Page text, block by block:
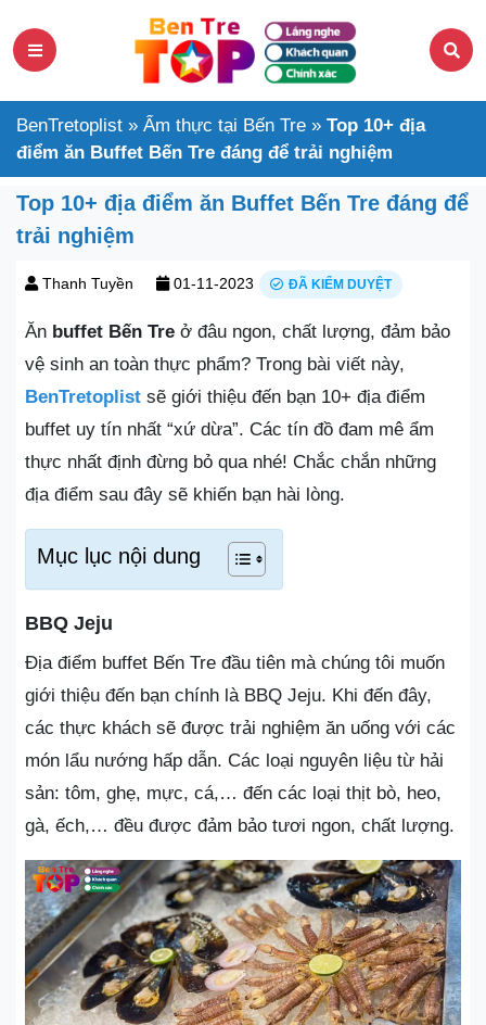
BenTretoplist » Ẩm thực tại Bến Tre » Top 10+ địa
điểm ăn Buffet Bến Tre đáng để trải nghiệm
Top 10+ địa điểm ăn Buffet Bến Tre đáng để
trải nghiệm
Thanh Tuyền 01-11-2023 ĐÃ KIỂM DUYỆT
Ăn buffet Bến Tre ở đâu ngon, chất lượng, đảm bảo
vệ sinh an toàn thực phẩm? Trong bài viết này,
BenTretoplist sẽ giới thiệu đến bạn 10+ địa điểm
buffet uy tín nhất “xứ dừa”. Các tín đồ đam mê ẩm
thực nhất định đừng bỏ qua nhé! Chắc chắn những
địa điểm sau đây sẽ khiến bạn hài lòng.
Mục lục nội dung
BBQ Jeju
Địa điểm buffet Bến Tre đầu tiên mà chúng tôi muốn
giới thiệu đến bạn chính là BBQ Jeju. Khi đến đây,
các thực khách sẽ được trải nghiệm ăn uống với các
món lẩu nướng hấp dẫn. Các loại nguyên liệu từ hải
sản: tôm, ghẹ, mực, cá,… đến các loại thịt bò, heo,
gà, ếch,… đều được đảm bảo tươi ngon, chất lượng.